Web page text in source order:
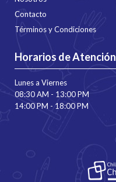
Contacto
Términos y Condiciones
Horarios de Atención
Lunes a Viernes
08:30 AM - 13:00 PM
14:00 PM - 18:00 PM